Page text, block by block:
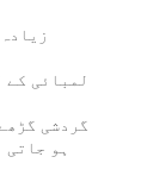
لمبائی کے
گردشی
ہو